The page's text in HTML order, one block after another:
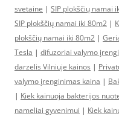
svetaine | SIP plokščių namai
SIP plokščių namai iki 80m2 |
plokščių namai iki 80m2 |
Tesla | difuzoriai valymo
darzelis Vilniuje kainos |
valymo įrenginimas kaina |
| Kiek kainuoja bakterijos
nameliai gyvenimui | Kiek